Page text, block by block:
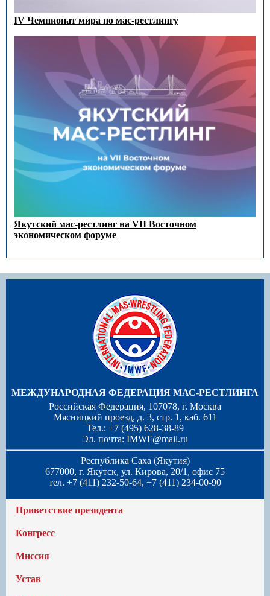
IV Чемпионат мира по мас-рестлингу
Якутский мас-рестлинг на VII Восточном
экономическом форуме
МЕЖДУНАРОДНАЯ ФЕДЕРАЦИЯ МАС-РЕСТЛИНГА
Российская Федерация, 107078, г. Москва
Мясницкий проезд, д. 3, стр. 1, каб. 611
Тел.: +7 (495) 628-38-89
Эл. почта: IMWF@mail.ru
Республика Саха (Якутия)
677000, г. Якутск, ул. Кирова, 20/1, офис 75
тел. +7 (411) 232-50-64, +7 (411) 234-00-90
Приветствие президента
Конгресс
Миссия
Устав